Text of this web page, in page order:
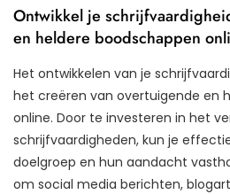
Ontwikkel je
en heldere boodschappen
Het ontwikkelen van je
het creëren van overtuigende en
online. Door te investeren in het
schrijfvaardigheden, kun je
doelgroep en hun aandacht
om social media berichten,